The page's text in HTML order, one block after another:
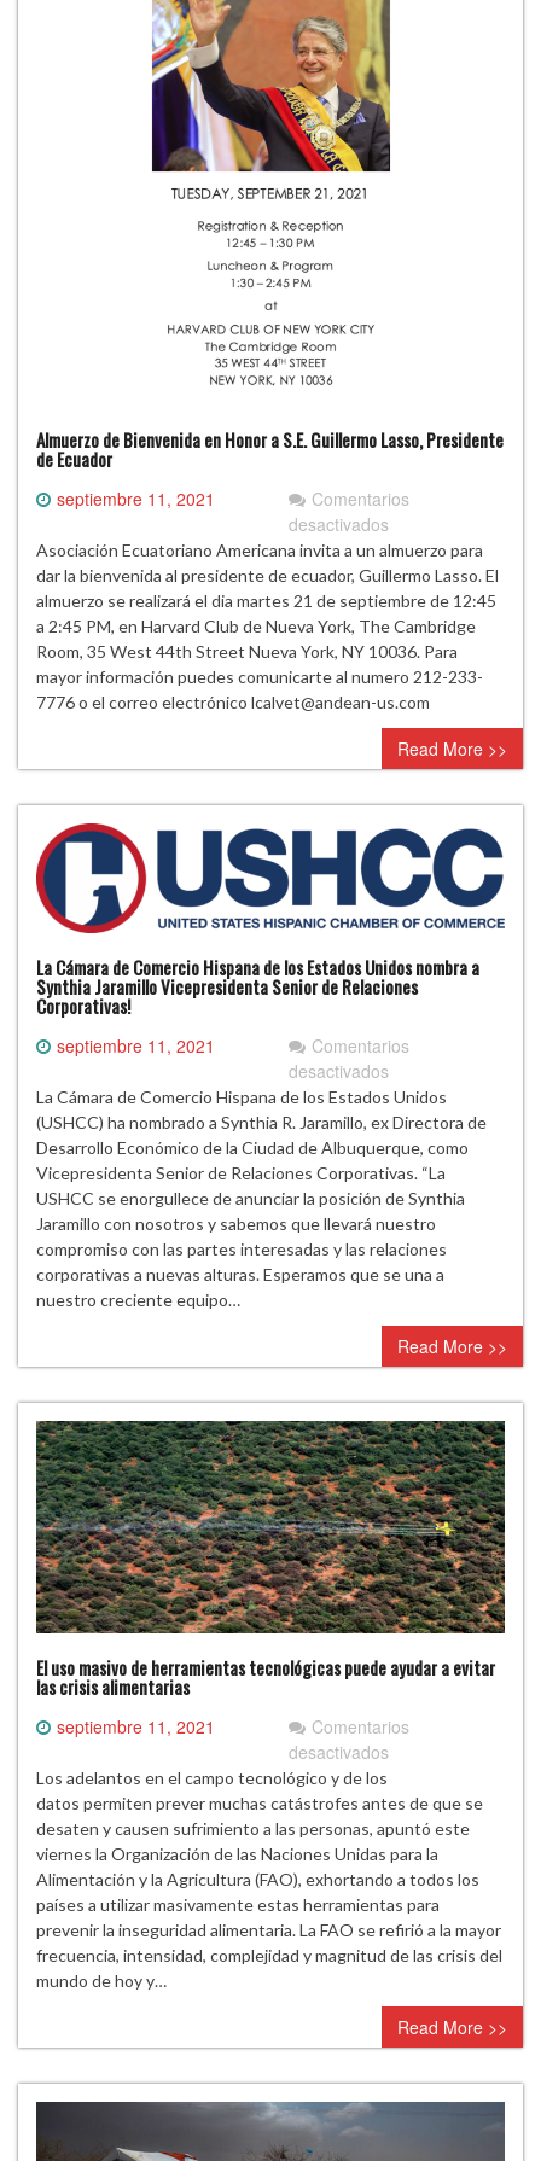
Almuerzo de Bienvenida en Honor a S.E. Guillermo Lasso, Presidente
de Ecuador
septiembre 11, 2021
Comentarios
desactivadosen
Almuerzo
de
Bienvenida
en
Honor
a
S.E.
Guillermo
Lasso,
Presidente
de
Ecuador
Asociación Ecuatoriano Americana invita a un almuerzo para
dar la bienvenida al presidente de ecuador, Guillermo Lasso. El
almuerzo se realizará el dia martes 21 de septiembre de 12:45
a 2:45 PM, en Harvard Club de Nueva York, The Cambridge
Room, 35 West 44th Street Nueva York, NY 10036. Para
mayor información puedes comunicarte al numero 212-233-
7776 o el correo electrónico lcalvet@andean-us.com
Read More >>
La Cámara de Comercio Hispana de los Estados Unidos nombra a
Synthia Jaramillo Vicepresidenta Senior de Relaciones
Corporativas!
septiembre 11, 2021
Comentarios
desactivadosen
La
Cámara
de
Comercio
Hispana
de
los
Estados
nombra
Synthia
Jaramillo
Vicepresidenta
Senior
de
Relaciones
Corporativas!
La Cámara de Comercio Hispana de los Estados Unidos
(USHCC) ha nombrado a Synthia R. Jaramillo, ex Directora de
Desarrollo Económico de la Ciudad de Albuquerque, como
Vicepresidenta Senior de Relaciones Corporativas. “La
USHCC se enorgullece de anunciar la posición de Synthia
Jaramillo con nosotros y sabemos que llevará nuestro
compromiso con las partes interesadas y las relaciones
corporativas a nuevas alturas. Esperamos que se una a
nuestro creciente equipo…
Read More >>
El uso masivo de herramientas tecnológicas puede ayudar a evitar
las crisis alimentarias
septiembre 11, 2021
Comentarios
desactivadosen
uso
masivo
de
herramientas
tecnológicas
puede
ayudar
evitar
las
crisis
alimentarias
Los adelantos en el campo tecnológico y de los
datos permiten prever muchas catástrofes antes de que se
desaten y causen sufrimiento a las personas, apuntó este
viernes la Organización de las Naciones Unidas para la
Alimentación y la Agricultura (FAO), exhortando a todos los
países a utilizar masivamente estas herramientas para
prevenir la inseguridad alimentaria. La FAO se refirió a la mayor
frecuencia, intensidad, complejidad y magnitud de las crisis del
mundo de hoy y…
Read More >>